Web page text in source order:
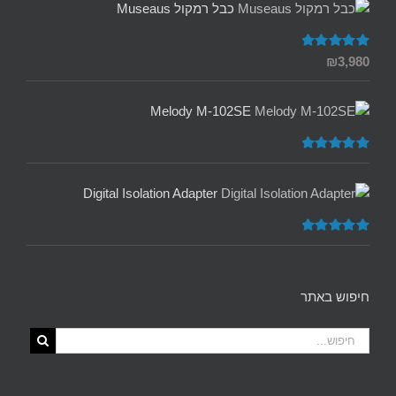
כבל רמקול Museaus
דורג5.00
₪3,980
Melody M-102SE
דורג5.00
Digital Isolation Adapter
דורג5.00
חיפוש באתר